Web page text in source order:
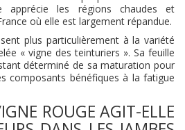
apprécie les régions chaudes et
où elle est largement répandue.
plus particulièrement à la variété
« vigne des teinturiers ». Sa feuille
déterminé de sa maturation pour
composants bénéfiques à la fatigue
ROUGE AGIT-ELLE